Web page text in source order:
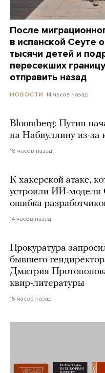
После
в испанской Сеуте
тысячи детей и
пересекших
отправить назад
НОВОСТИ 14 часов назад
Bloomberg: Путин
на Набиуллину из-за
18 часов назад
К хакерской атаке,
устроили ИИ-модели
ошибка
14 часов назад
Прокуратура
бывшего
Дмитрия
квир-литературы
15 часов назад